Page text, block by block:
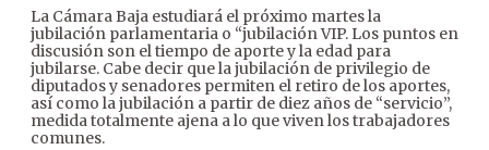
La Cámara Baja estudiará el próximo martes la
jubilación parlamentaria o “jubilación VIP. Los puntos en
discusión son el tiempo de aporte y la edad para
jubilarse. Cabe decir que la jubilación de privilegio de
diputados y senadores permiten el retiro de los aportes,
así como la jubilación a partir de diez años de “servicio”,
medida totalmente ajena a lo que viven los trabajadores
comunes.